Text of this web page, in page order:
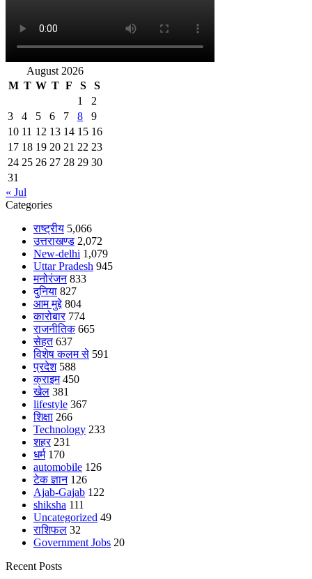
August 2026
M T W T F S
S
1
2
3
4 5 6 7 8
9
10 11 12 13 14 15 16
17 18 19 20 21 22 23
24 25 26 27 28 29 30
31
« Jul
Categories
राष्ट्रीय 5,066
उत्तराखण्ड 2,072
New-delhi 1,079
Uttar Pradesh 945
मनोरंजन 833
दुनिया 827
आम मुद्दे 804
कारोबार 774
राजनीतिक 665
सेहत 637
विशेष कलम से 591
प्रदेश 588
क्राइम 450
खेल 381
lifestyle 367
शिक्षा 266
Technology 233
शहर 231
धर्म 170
automobile 126
टेक ज्ञान 126
Ajab-Gajab 122
shiksha 111
Uncategorized 49
राशिफल 32
Government Jobs 20
Recent Posts